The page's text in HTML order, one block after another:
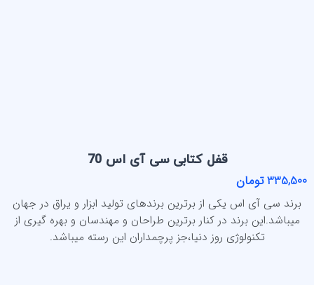
قفل کتابی سی آی اس 70
335,500 تومان
برند سی آی اس یکی از برترین برندهای تولید ابزار و یراق در جهان
میباشد.این برند در کنار برترین طراحان و مهندسان و بهره گیری از
تکنولوژی روز دنیا،جز پرچمداران این رسته میباشد.